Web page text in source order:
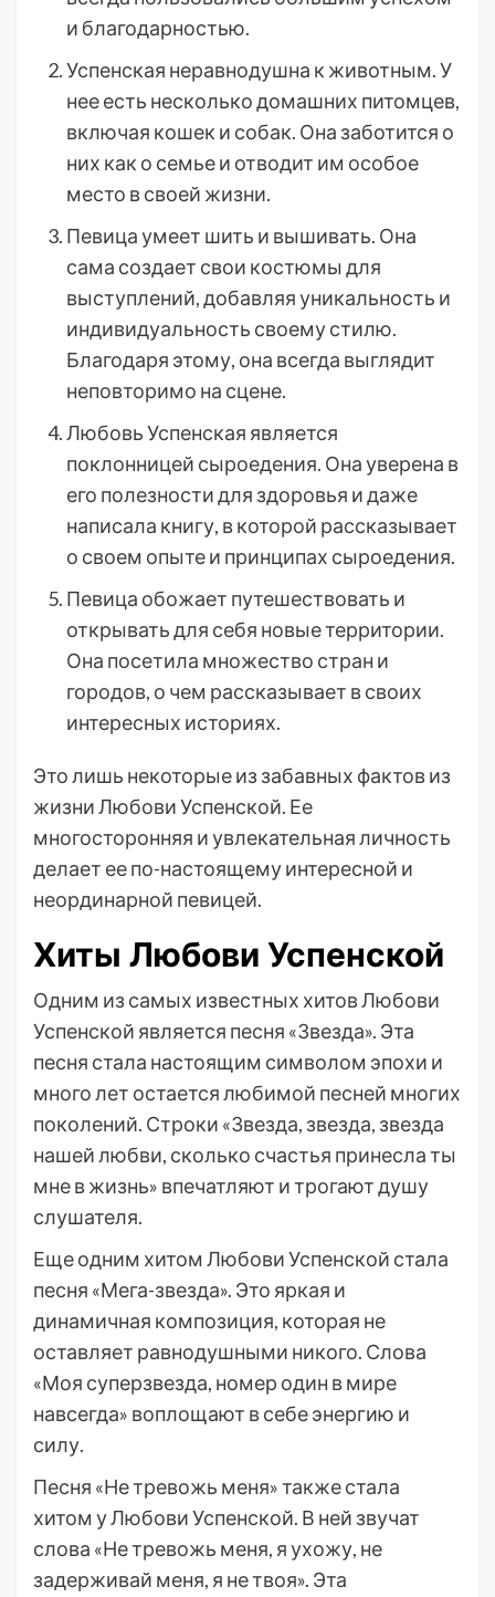
и благодарностью.
Успенская неравнодушна к животным. У
нее есть несколько домашних питомцев,
включая кошек и собак. Она заботится о
них как о семье и отводит им особое
место в своей жизни.
Певица умеет шить и вышивать. Она
сама создает свои костюмы для
выступлений, добавляя уникальность и
индивидуальность своему стилю.
Благодаря этому, она всегда выглядит
неповторимо на сцене.
Любовь Успенская является
поклонницей сыроедения. Она уверена в
его полезности для здоровья и даже
написала книгу, в которой рассказывает
о своем опыте и принципах сыроедения.
Певица обожает путешествовать и
открывать для себя новые территории.
Она посетила множество стран и
городов, о чем рассказывает в своих
интересных историях.
Это лишь некоторые из забавных фактов из
жизни Любови Успенской. Ее
многосторонняя и увлекательная личность
делает ее по-настоящему интересной и
неординарной певицей.
Хиты Любови Успенской
Одним из самых известных хитов Любови
Успенской является песня «Звезда». Эта
песня стала настоящим символом эпохи и
много лет остается любимой песней многих
поколений. Строки «Звезда, звезда, звезда
нашей любви, сколько счастья принесла ты
мне в жизнь» впечатляют и трогают душу
слушателя.
Еще одним хитом Любови Успенской стала
песня «Мега-звезда». Это яркая и
динамичная композиция, которая не
оставляет равнодушными никого. Слова
«Моя суперзвезда, номер один в мире
навсегда» воплощают в себе энергию и
силу.
Песня «Не тревожь меня» также стала
хитом у Любови Успенской. В ней звучат
слова «Не тревожь меня, я ухожу, не
задерживай меня, я не твоя». Эта